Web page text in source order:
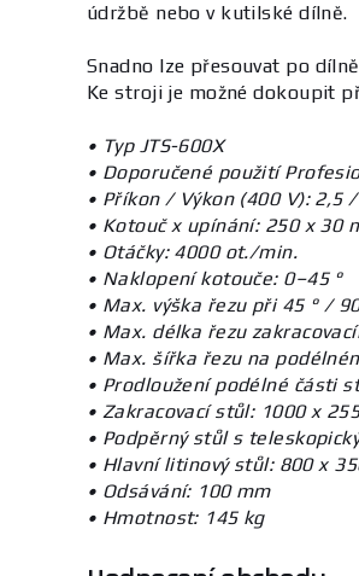
údržbě nebo v kutilské dílně.
Snadno lze přesouvat po
Ke stroji je možné dokoupit
• Typ JTS-600X
• Doporučené použití
• Příkon / Výkon (400 V): 2,5
• Kotouč x upínání: 250 x 30
• Otáčky: 4000 ot./min.
• Naklopení kotouče: 0–45 °
• Max. výška řezu při 45 ° /
• Max. délka řezu
• Max. šířka řezu na
• Prodloužení podélné části
• Zakracovací stůl: 1000 x
• Podpěrný stůl s
• Hlavní litinový stůl: 800 x
• Odsávání: 100 mm
• Hmotnost: 145 kg